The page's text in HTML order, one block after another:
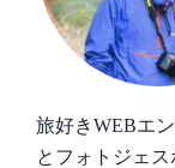
旅好きWEBエ
とフォトジェス